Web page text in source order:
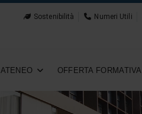
Sostenibilità Numeri Utili
ATENEO OFFERTA FORMATIVA